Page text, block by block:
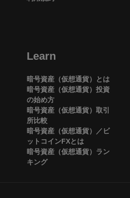
Learn
暗号資産（仮想通貨）とは
暗号資産（仮想通貨）投資
の始め方
暗号資産（仮想通貨）取引
所比較
暗号資産（仮想通貨）／ビ
ットコインFXとは
暗号資産（仮想通貨）ラン
キング